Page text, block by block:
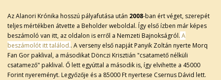
Az Alanori Krónika hosszú pályafutása után 2008-ban ért véget, szerepét
teljes mértékben átvette a Beholder weboldal. Így első ízben már képes
beszámoló van itt, az oldalon is erről a Nemzeti Bajnokságról. A
beszámolót itt találod.. A verseny első napját Panyik Zoltán nyerte Morq
Fan Gor paklival, a másodikat Dönczi Krisztián "csatamető nélküli
csatamező" paklival. Ő lett egyúttal a második is, így elvihette a 45000
Forint nyereményt. Legyőzője és a 85000 Ft nyertese Csernus Dávid lett.